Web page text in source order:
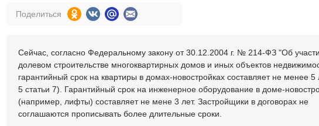
Поделиться
Сейчас, согласно Федеральному закону от 30.12.2004 г. № 214-ФЗ "Об
долевом строительстве многоквартирных домов и иных объектов
гарантийный срок на квартиры в домах-новостройках составляет не менее 5
5 статьи 7). Гарантийный срок на инженерное оборудование в доме-
(например, лифты) составляет не мене 3 лет. Застройщики в договорах не
соглашаются прописывать более длительные сроки.